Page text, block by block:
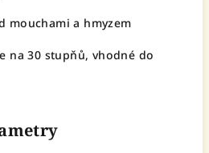
mouchami a hmyzem
na 30 stupňů, vhodné do